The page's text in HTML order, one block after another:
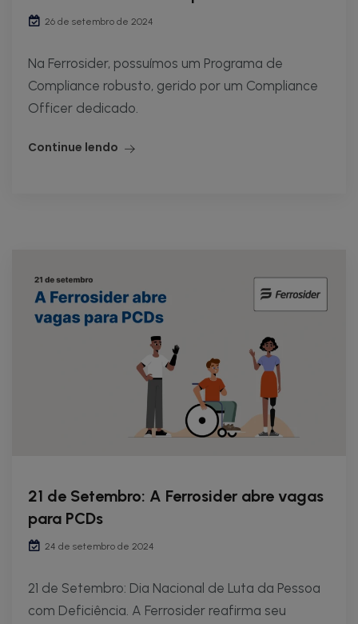
26 de setembro de 2024
Na Ferrosider, possuímos um Programa de
Compliance robusto, gerido por um Compliance
Officer dedicado.
Continue lendo
21 de Setembro: A Ferrosider abre vagas
para PCDs
24 de setembro de 2024
21 de Setembro: Dia Nacional de Luta da Pessoa
com Deficiência. A Ferrosider reafirma seu